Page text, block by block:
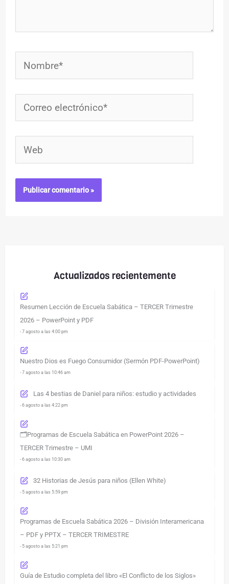
Actualizados recientemente
Resumen Lección de Escuela Sabática – TERCER Trimestre
2026 – PowerPoint y PDF
- 7 agosto a las 4:00 pm
Nuestro Dios es Fuego Consumidor (Sermón PDF-PowerPoint)
- 7 agosto a las 10:46 am
Las 4 bestias de Daniel para niños: estudio y actividades
- 6 agosto a las 4:22 pm
🗂️Programas de Escuela Sabática en PowerPoint 2026 –
TERCER Trimestre – UMI
- 6 agosto a las 10:30 am
32 Historias de Jesús para niños (Ellen White)
- 5 agosto a las 5:59 pm
Programas de Escuela Sabática 2026 – División Interamericana
– PDF y PPTX – TERCER TRIMESTRE
- 5 agosto a las 5:21 pm
Guía de Estudio completa del libro «El Conflicto de los Siglos»
Nombre*
Correo
electrónico*
Web